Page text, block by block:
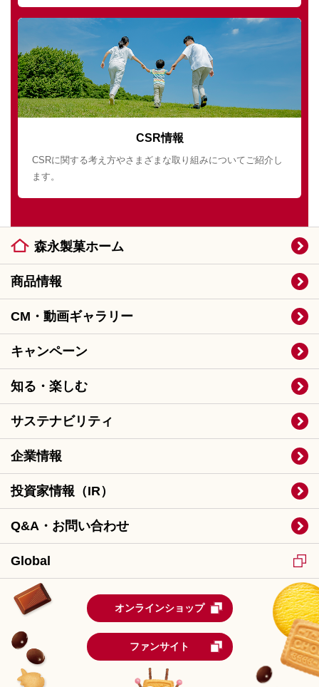
CSR情報
CSRに関する考え方やさまざまな取り組みについてご紹介し
ます。
森永製菓ホーム
商品情報
CM・動画ギャラリー
キャンペーン
知る・楽しむ
サステナビリティ
企業情報
投資家情報（IR）
Q&A・お問い合わせ
Global
オンラインショップ
ファンサイト